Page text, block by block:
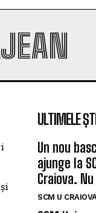
ULTIMELE
Un nou
ajunge la
Craiova.
SCM U